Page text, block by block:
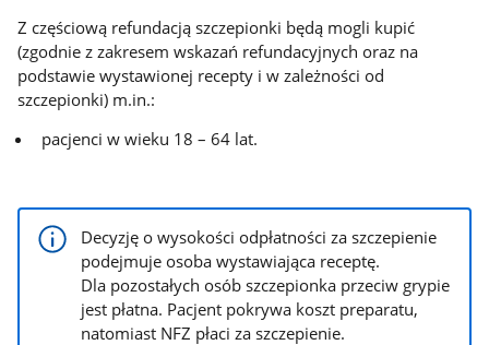
Z częściową refundacją szczepionki będą mogli kupić
(zgodnie z zakresem wskazań refundacyjnych oraz na
podstawie wystawionej recepty i w zależności od
szczepionki) m.in.:
pacjenci w wieku 18 – 64 lat.
Decyzję o wysokości odpłatności za szczepienie
podejmuje osoba wystawiająca receptę.
Dla pozostałych osób szczepionka przeciw grypie
jest płatna. Pacjent pokrywa koszt preparatu,
natomiast NFZ płaci za szczepienie.